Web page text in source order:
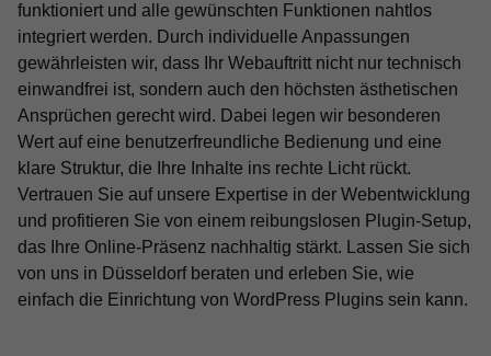
funktioniert und alle gewünschten Funktionen nahtlos
integriert werden. Durch individuelle Anpassungen
gewährleisten wir, dass Ihr Webauftritt nicht nur technisch
einwandfrei ist, sondern auch den höchsten ästhetischen
Ansprüchen gerecht wird. Dabei legen wir besonderen
Wert auf eine benutzerfreundliche Bedienung und eine
klare Struktur, die Ihre Inhalte ins rechte Licht rückt.
Vertrauen Sie auf unsere Expertise in der Webentwicklung
und profitieren Sie von einem reibungslosen Plugin-Setup,
das Ihre Online-Präsenz nachhaltig stärkt. Lassen Sie sich
von uns in Düsseldorf beraten und erleben Sie, wie
einfach die Einrichtung von WordPress Plugins sein kann.